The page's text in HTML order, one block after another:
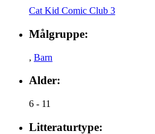
Cat Kid Comic Club 3
Målgruppe:
, Barn
Alder:
6 - 11
Litteraturtype: